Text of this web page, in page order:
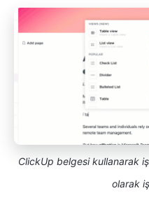
ClickUp belgesi kullanarak
olarak